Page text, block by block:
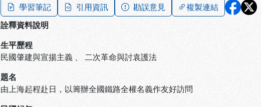
學習筆記 引用資訊 勘誤意見 複製連結
詮釋資料說明
生平歷程
民國肇建與宣揚主義 、 二次革命與討袁護法
題名
由上海起程赴日，以籌辦全國鐵路全權名義作友好訪問